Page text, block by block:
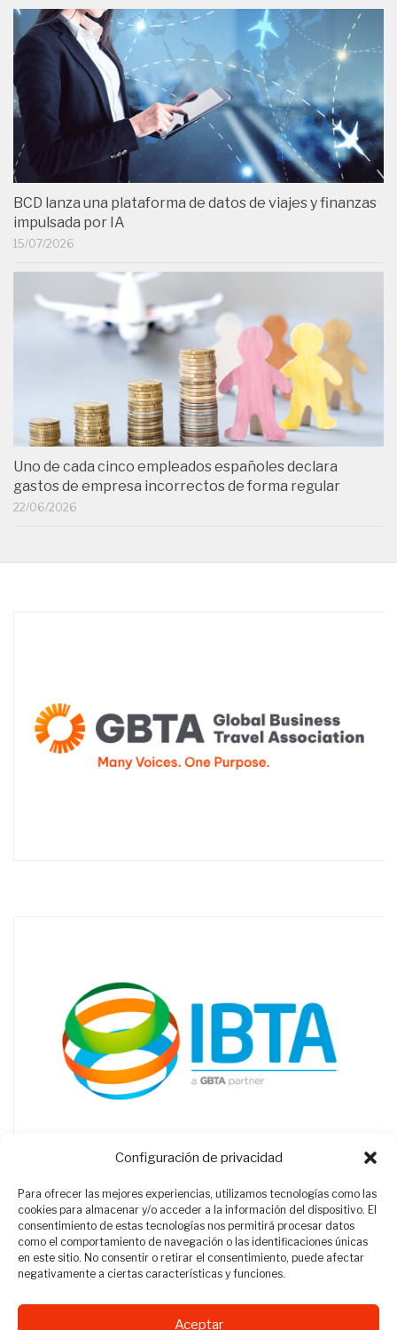
Configuración de privacidad
Para ofrecer las mejores experiencias, utilizamos tecnologías como las
cookies para almacenar y/o acceder a la información del dispositivo. El
consentimiento de estas tecnologías nos permitirá procesar datos
como el comportamiento de navegación o las identificaciones únicas
en este sitio. No consentir o retirar el consentimiento, puede afectar
negativamente a ciertas características y funciones.
Aceptar
BCD lanza una plataforma de datos de viajes y finanzas
impulsada por IA
15/07/2026
Uno de cada cinco empleados españoles declara
gastos de empresa incorrectos de forma regular
22/06/2026